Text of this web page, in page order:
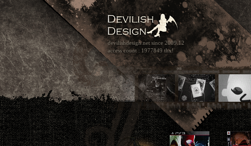
devilishdesign.net since 2009.12
access count : 1977849 thx!